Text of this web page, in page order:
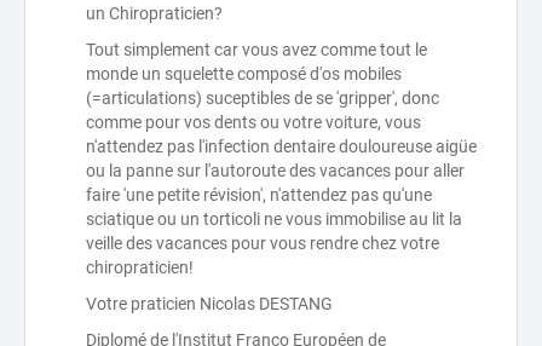
un Chiropraticien?
Tout simplement car vous avez comme tout le
monde un squelette composé d'os mobiles
(=articulations) suceptibles de se 'gripper', donc
comme pour vos dents ou votre voiture, vous
n'attendez pas l'infection dentaire douloureuse aigüe
ou la panne sur l'autoroute des vacances pour aller
faire 'une petite révision', n'attendez pas qu'une
sciatique ou un torticoli ne vous immobilise au lit la
veille des vacances pour vous rendre chez votre
chiropraticien!
Votre praticien Nicolas DESTANG
Diplomé de l'Institut Franco Européen de